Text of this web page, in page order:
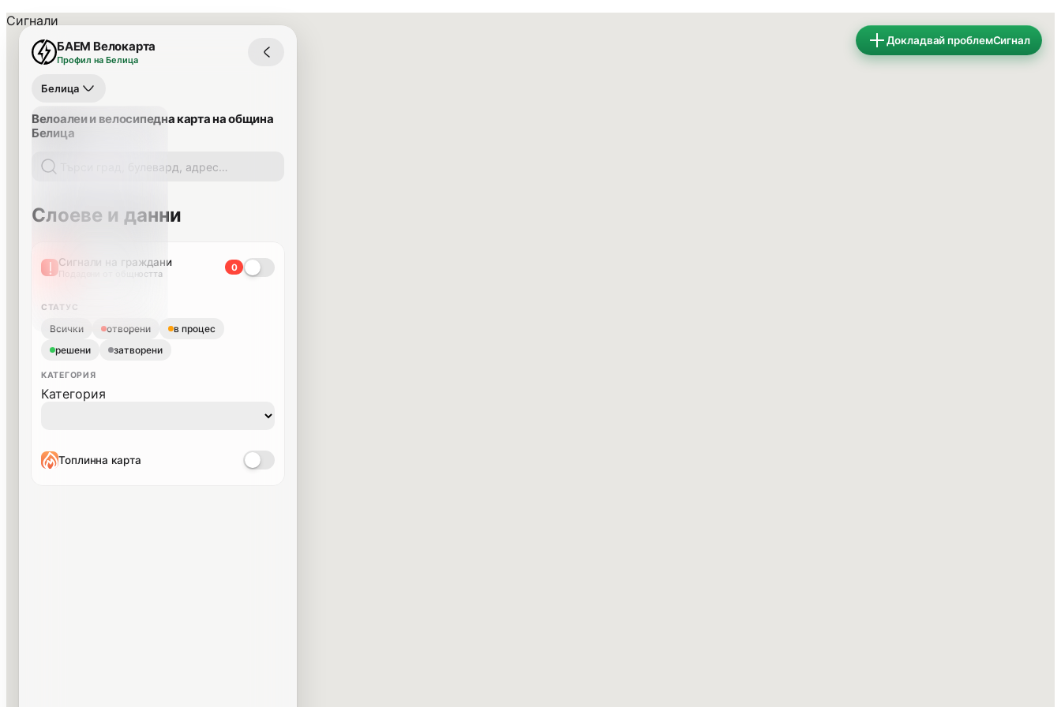
Докладвай проблемСигнал
БАЕМ Велокарта
Профил на Белица
Белица
Велоалеи и велосипедна карта на община
Белица
Слоеве и данни
Сигнали на граждани
Подадени от общността
0
СТАТУС
Всички отворени
в процес
решени
затворени
КАТЕГОРИЯ
Категория
Топлинна карта
Сигнали